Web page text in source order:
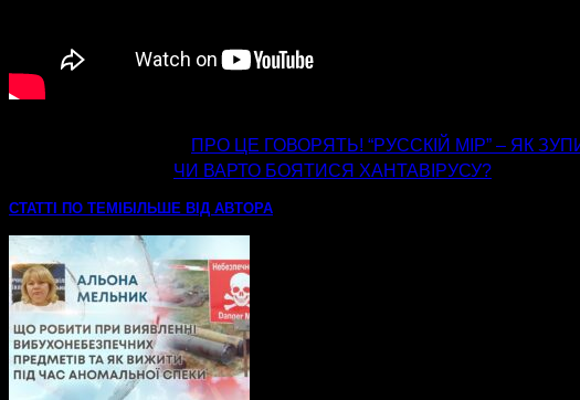
ПРО ЦЕ ГОВОРЯТЬ! “РУССКІЙ МІР” – ЯК
ЧИ ВАРТО БОЯТИСЯ ХАНТАВІРУСУ?
СТАТТІ ПО ТЕМІ БІЛЬШЕ ВІД АВТОРА